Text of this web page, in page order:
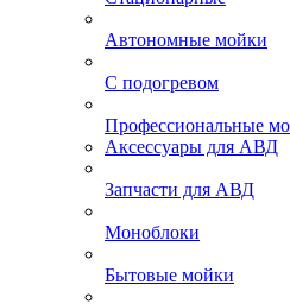
Автономные мойки
С подогревом
Профессиональные
Аксессуары для АВД
Запчасти для АВД
Моноблоки
Бытовые мойки